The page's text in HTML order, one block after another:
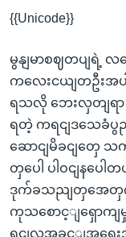
{{Unicode}}
မွနျမာစဈတပျရဲ့ လ
ကလေးငယျတဦးအ
ရသလို ဘေးလှတျရာ
ရတဲ့ ကရငျဒသေခံ
ဆောငျမိခငျတှေ
တှပေါ ပါဝငျနပေ
ဒုက်ခသညျတှအေတှကျ
ကုသစောင့ျရှောက
ရငျလူ့အခှင့ျအရေ